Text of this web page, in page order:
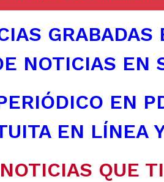
GRABADAS
NOTICIAS EN
EN
EN LÍNEA
QUE